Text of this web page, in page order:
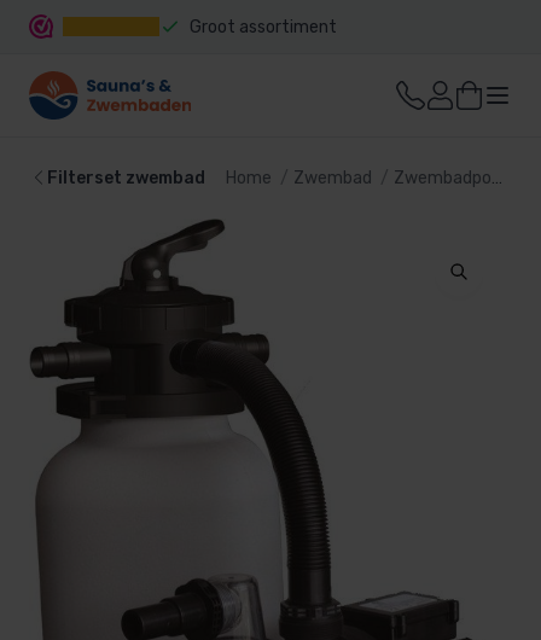
Groot assortiment
Filterset zwembad Home Zwembad Zwembadpomp en filter